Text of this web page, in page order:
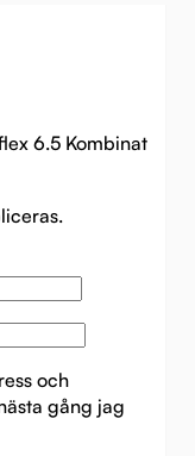
6.5 Kombinat
och
gång jag